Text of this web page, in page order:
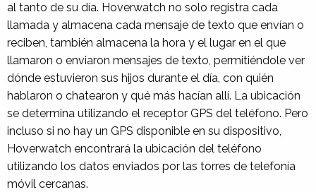
al tanto de su día. Hoverwatch no solo registra cada
llamada y almacena cada mensaje de texto que envían o
reciben, también almacena la hora y el lugar en el que
llamaron o enviaron mensajes de texto, permitiéndole ver
dónde estuvieron sus hijos durante el día, con quién
hablaron o chatearon y qué más hacían allí. La ubicación
se determina utilizando el receptor GPS del teléfono. Pero
incluso si no hay un GPS disponible en su dispositivo,
Hoverwatch encontrará la ubicación del teléfono
utilizando los datos enviados por las torres de telefonía
móvil cercanas.